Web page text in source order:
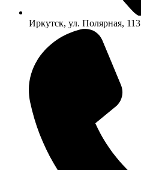
Иркутск, ул. Полярная, 113